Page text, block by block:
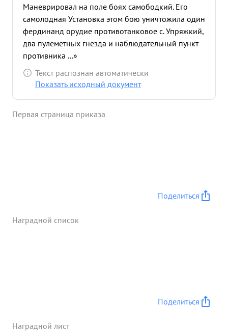
Маневрировал на поле боях самободкий. Его
самолодная Установка этом бою уничтожила один
фердинанд орудие противотанковое с. Упряжкий,
два пулеметных гнезда и наблюдательный пункт
противника ...»
Текст распознан автоматически
Показать исходный документ
Первая страница приказа
Поделиться
Наградной список
Поделиться
Наградной лист